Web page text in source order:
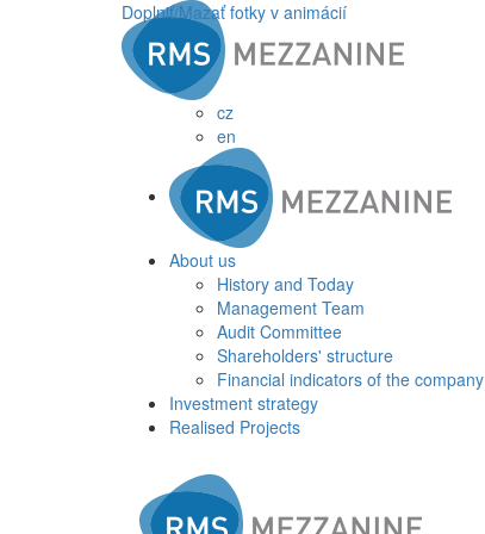
cz
en
About us
History and Today
Management Team
Audit Committee
Shareholders' structure
Financial indicators of the company
Investment strategy
Realised Projects
Doplniť/Mazať fotky v animácií